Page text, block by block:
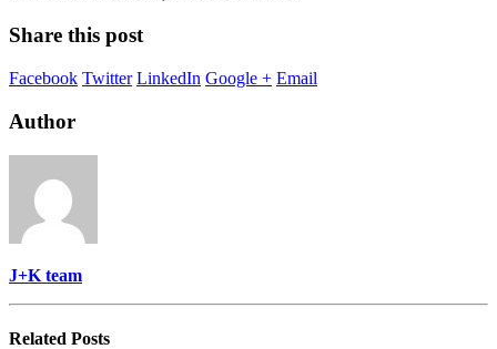
Share this post
Facebook Twitter LinkedIn Google + Email
Author
J+K team
Related Posts